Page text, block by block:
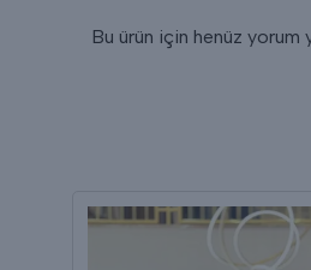
Bu ürün için henüz yorum